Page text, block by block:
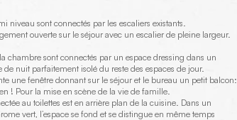
niveau sont connectés par les escaliers existants.
ouverte sur le séjour avec un escalier de pleine largeur.
chambre sont connectés par un espace dressing dans un
de nuit parfaitement isolé du reste des espaces de jour.
une fenêtre donnant sur le séjour et le bureau un petit balcon:
! Pour la mise en scène de la vie de famille.
au toilettes est en arrière plan de la cuisine. Dans un
vert, l’espace se fond et se distingue en même temps